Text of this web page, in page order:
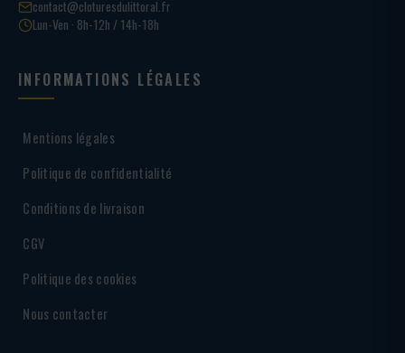
contact@cloturesdulittoral.fr
Lun-Ven · 8h-12h / 14h-18h
INFORMATIONS LÉGALES
Mentions légales
Politique de confidentialité
Conditions de livraison
CGV
Politique des cookies
Nous contacter